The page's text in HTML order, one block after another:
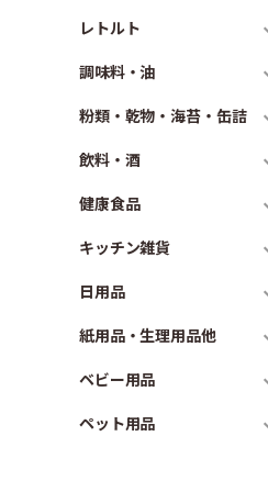
レトルト
調味料・油
粉類・乾物・海苔・缶詰
飲料・酒
健康食品
キッチン雑貨
日用品
紙用品・生理用品他
ベビー用品
ペット用品